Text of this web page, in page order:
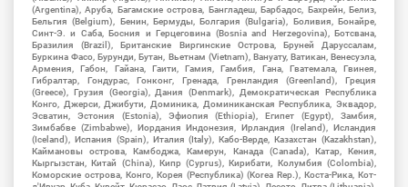
(Argentina), Аруба, Багамские острова, Бангладеш, Барбадос, Бахрейн, Белиз,
Бельгия (Belgium), Бенин, Бермуды, Болгария (Bulgaria), Боливия, Бонайре,
Синт-Э. и Саба, Босния и Герцеговина (Bosnia and Herzegovina), Ботсвана,
Бразилия (Brazil), Британские Виргинские Острова, Бруней Даруссалам,
Буркина Фасо, Бурунди, Бутан, Вьетнам (Vietnam), Вануату, Ватикан, Венесуэла,
Армения, Габон, Гайана, Гаити, Гамия, Гамбия, Гана, Гватемала, Гвинея,
Гибралтар, Гондурас, Гонконг, Гренада, Гренландия (Greenland), Греция
(Greece), Грузия (Georgia), Дания (Denmark), Демократическая Республика
Конго, Джерси, Джибути, Доминика, Доминиканская Республика, Эквадор,
Эсватин, Эстония (Estonia), Эфиопия (Ethiopia), Египет (Egypt), Замбия,
Зимбабве (Zimbabwe), Иордания Индонезия, Ирландия (Ireland), Исландия
(Iceland), Испания (Spain), Италия (Italy), Кабо-Верде, Казахстан (Kazakhstan),
Каймановы острова, Камбоджа, Камерун, Канада (Canada), Катар, Кения,
Кыргызстан, Китай (China), Кипр (Cyprus), Кирибати, Колумбия (Colombia),
Коморские острова, Конго, Корея (Республика) (Korea Rep.), Коста-Рика, Кот-